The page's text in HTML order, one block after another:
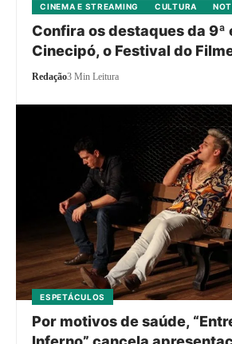
CINEMA E STREAMING CULTURA
Confira os destaques da 9ª
Cinecipó, o Festival do
Redação3 Min Leitura
ESPETÁCULOS
Por motivos de saúde,